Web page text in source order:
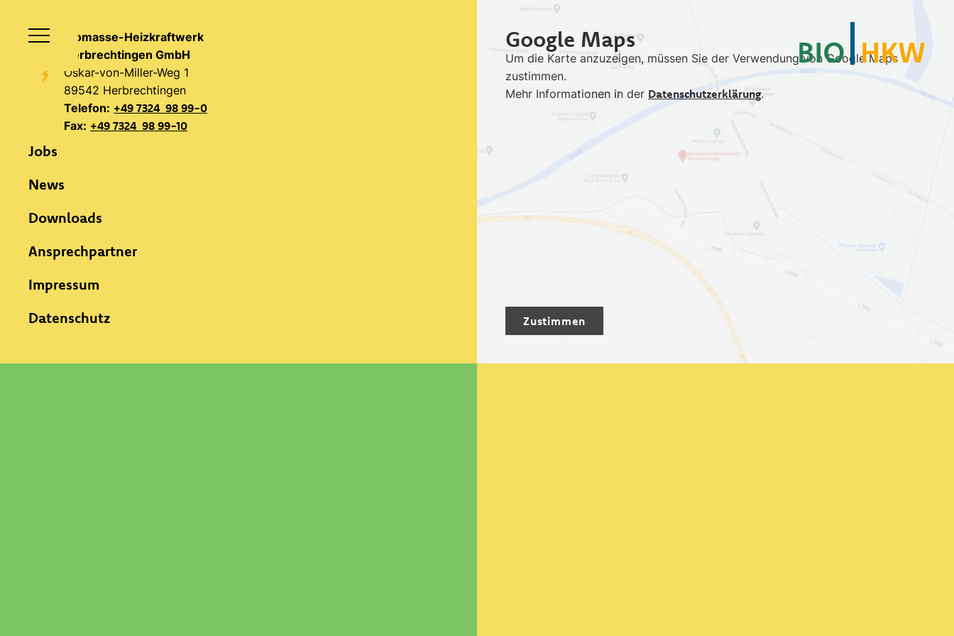
Biomasse-Heizkraftwerk
Herbrechtingen GmbH
Oskar-von-Miller-Weg 1
89542 Herbrechtingen
Telefon: +49 7324 98 99-0
Fax: +49 7324 98 99-10
Jobs
News
Downloads
Ansprechpartner
Impressum
Datenschutz
Google Maps
Um die Karte anzuzeigen, müssen Sie der Verwendung von Google Maps
zustimmen.
Mehr Informationen in der Datenschutzerklärung.
Zustimmen